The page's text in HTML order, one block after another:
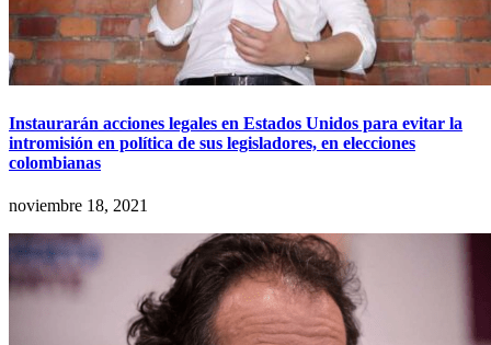
Instaurarán acciones legales en Estados Unidos para evitar la
intromisión en política de sus legisladores, en elecciones
colombianas
noviembre 18, 2021